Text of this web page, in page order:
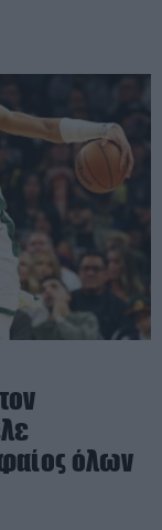
όλων